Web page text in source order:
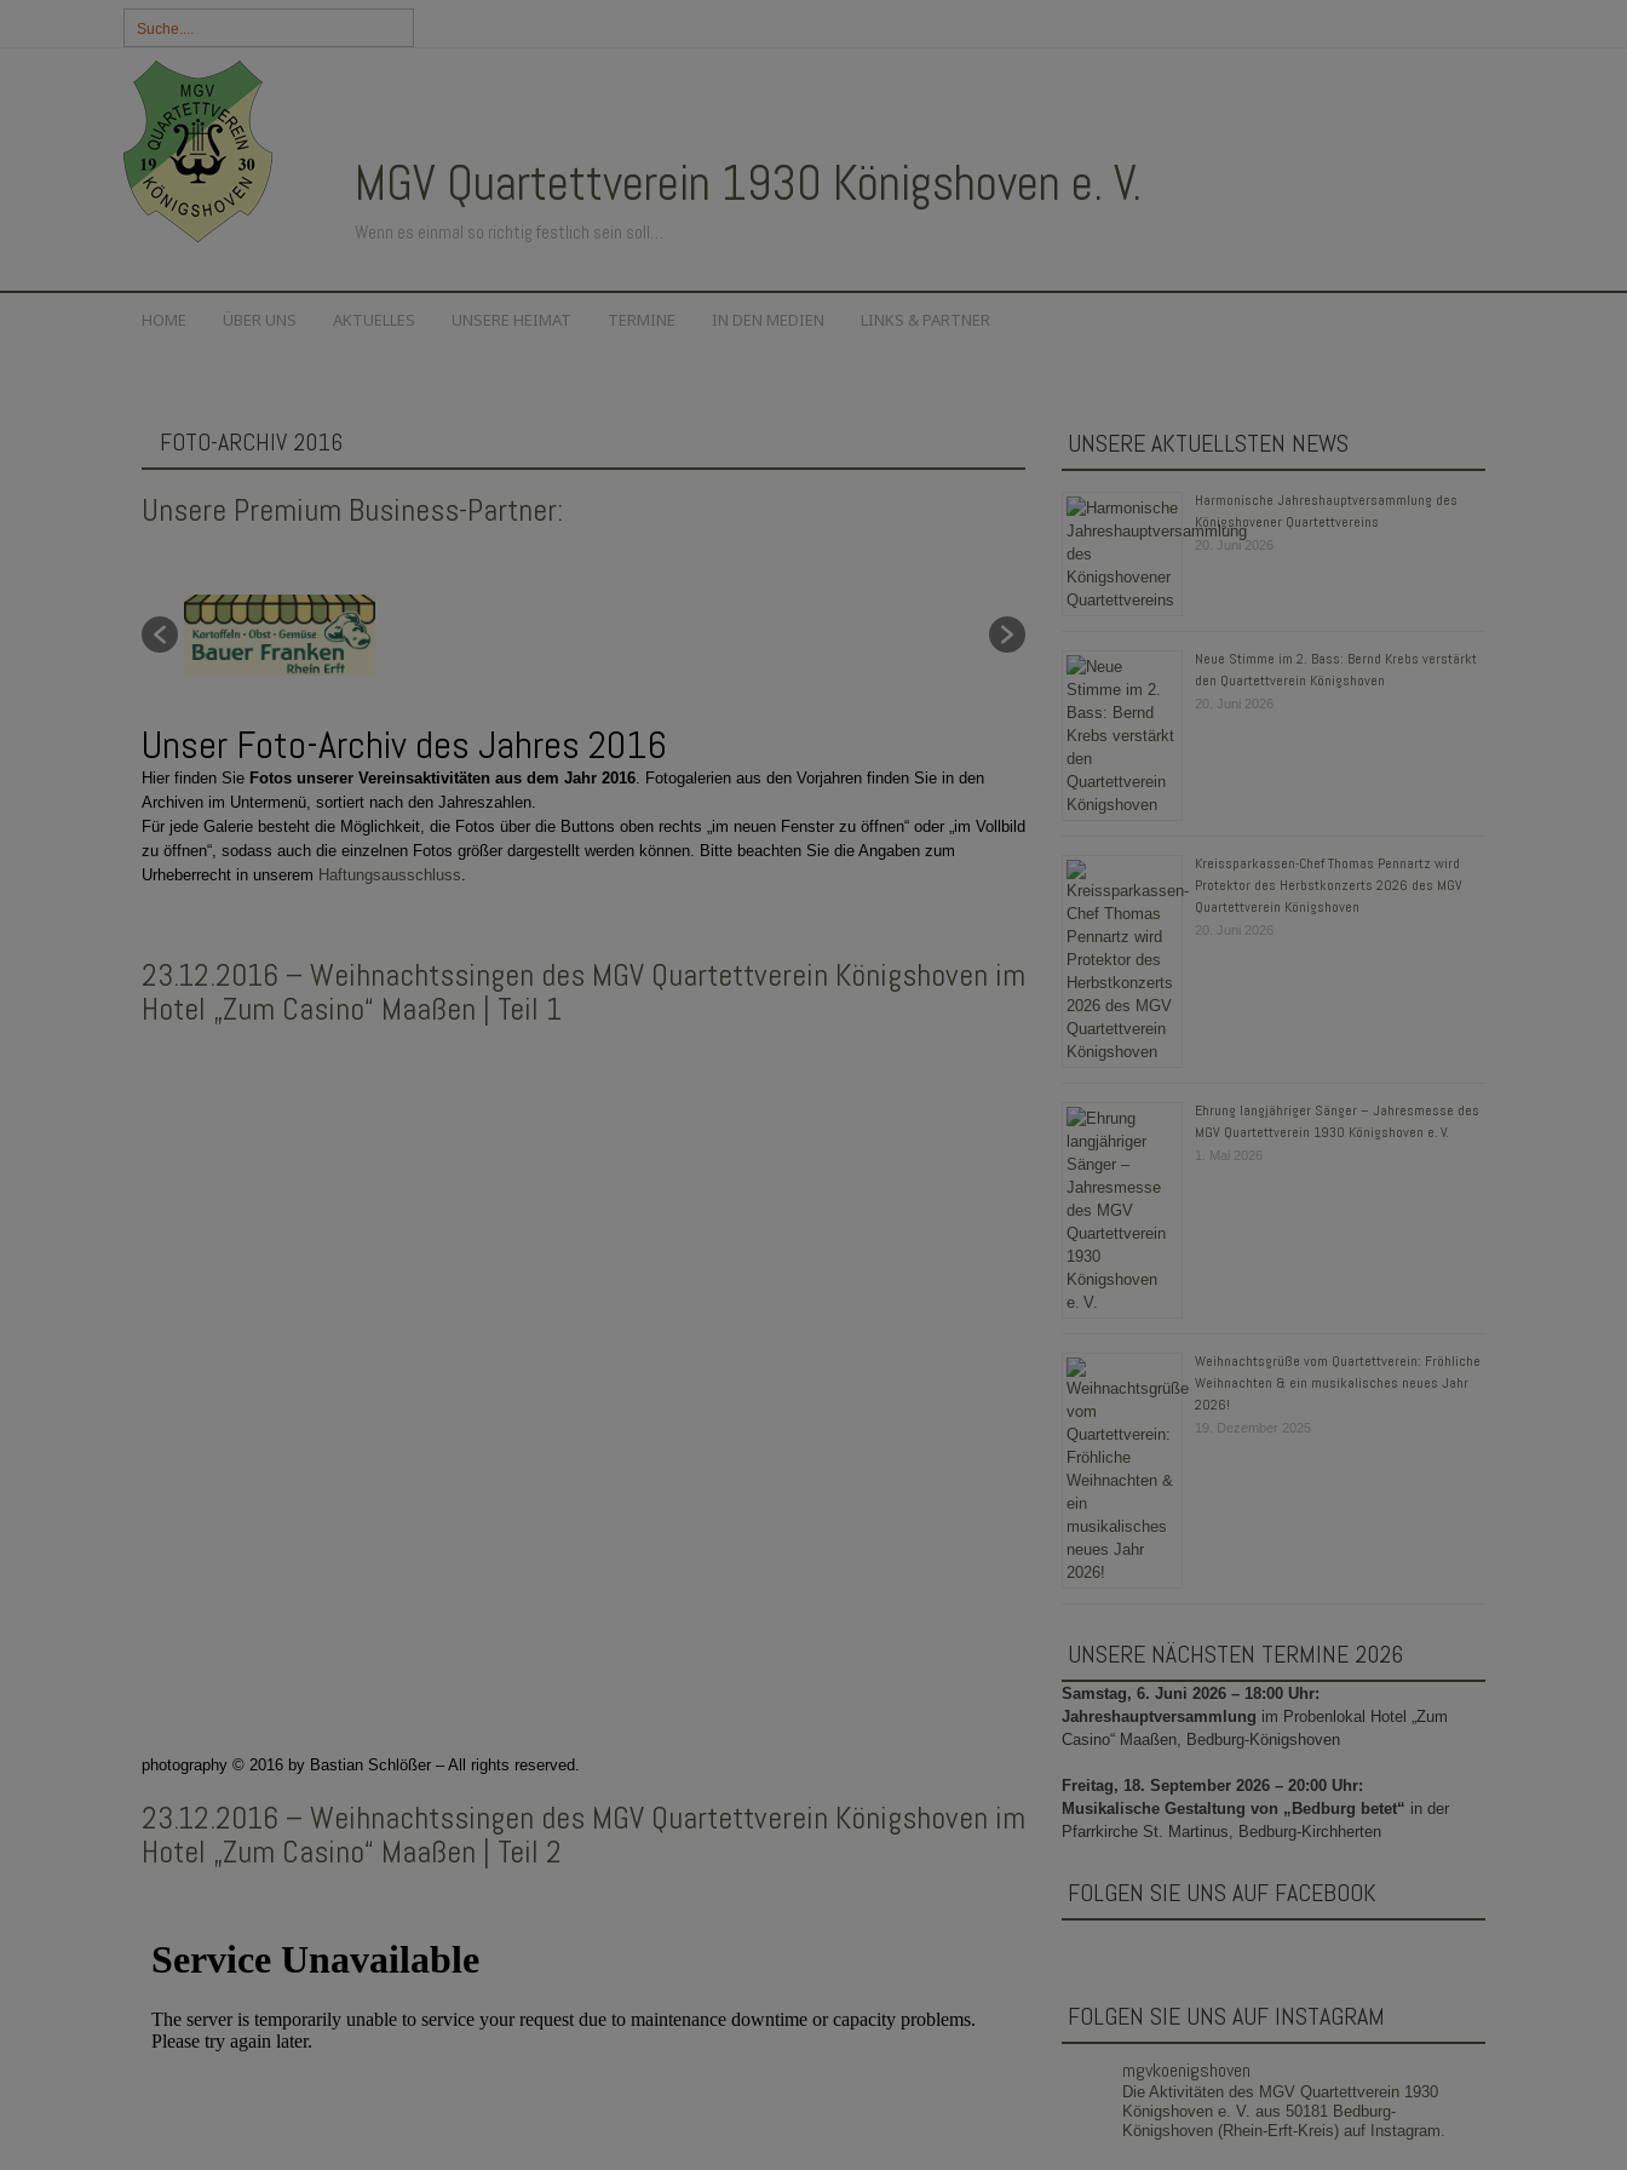
Suchbegriff
eingeben:
MGV Quartettverein 1930 Königshoven e. V.
Wenn es einmal so richtig festlich sein soll…
SKIP
HOME ÜBER UNS AKTUELLES UNSERE HEIMAT TERMINE IN DEN MEDIEN LINKS & PARTNER
FOTO-ARCHIV 2016
Unsere Premium Business-Partner:
Unser Foto-Archiv des Jahres 2016
Hier finden Sie Fotos unserer Vereinsaktivitäten aus dem Jahr 2016 . Fotogalerien aus den Vorjahren finden Sie in den
Archiven im Untermenü, sortiert nach den Jahreszahlen.
Für jede Galerie besteht die Möglichkeit, die Fotos über die Buttons oben rechts „im neuen Fenster zu öffnen“ oder „im Vollbild
zu öffnen“, sodass auch die einzelnen Fotos größer dargestellt werden können. Bitte beachten Sie die Angaben zum
Urheberrecht in unserem Haftungsausschluss
23.12.2016 – Weihnachtssingen des MGV Quartettverein Königshoven im
Hotel „Zum Casino“ Maaßen | Teil 1
photography © 2016 by Bastian Schlößer – All rights reserved.
23.12.2016 – Weihnachtssingen des MGV Quartettverein Königshoven im
Hotel „Zum Casino“ Maaßen | Teil 2
UNSERE AKTUELLSTEN NEWS
Harmonische Jahreshauptversammlung des
Königshovener Quartettvereins
20. Juni 2026
Neue Stimme im 2. Bass: Bernd Krebs verstärkt
den Quartettverein Königshoven
20. Juni 2026
Kreissparkassen-Chef Thomas Pennartz wird
Protektor des Herbstkonzerts 2026 des MGV
Quartettverein Königshoven
20. Juni 2026
Ehrung langjähriger Sänger – Jahresmesse des
MGV Quartettverein 1930 Königshoven e. V.
1. Mai 2026
Weihnachtsgrüße vom Quartettverein: Fröhliche
Weihnachten & ein musikalisches neues Jahr
2026!
19. Dezember 2025
UNSERE NÄCHSTEN TERMINE 2026
Samstag, 6. Juni 2026 – 18:00 Uhr:
Jahreshauptversammlung im Probenlokal Hotel „Zum
Casino“ Maaßen, Bedburg-Königshoven
Freitag, 18. September 2026 – 20:00 Uhr:
Musikalische Gestaltung von „Bedburg betet“ in der
Pfarrkirche St. Martinus, Bedburg-Kirchherten
FOLGEN SIE UNS AUF FACEBOOK
FOLGEN SIE UNS AUF INSTAGRAM
mgvkoenigshoven
Die Aktivitäten des MGV Quartettverein 1930
Königshoven e. V. aus 50181 Bedburg-
Königshoven (Rhein-Erft-Kreis) auf Instagram.